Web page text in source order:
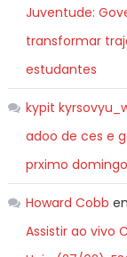
Juventude:
transformar
estudantes
kypit
adoo de ces e
prximo
Howard Cobb
Assistir ao vivo